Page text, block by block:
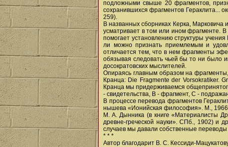
подложными свыше 20 фрагментов,
сохранившихся фрагментов Гераклита...
259).
В названных сборниках Керка,
усматривает в том или ином фрагменте.
помогает установлению структуры
ли можно признать приемлемым и
отличается тем, что в нем фрагменты
обязывая следовать чьей бы то ни было
досократовских мыслителей.
Опираясь главным образом на
Кранца: Die Fragmente der Vorsokratiker.
Кранца мы придерживаемся
- свидетельства, В - фрагмент, С -
В процессе перевода фрагментов
нышева «Ионийская философия». М.,
M. A. Дынника (в книге «Материалисты
древне-греческой науки». СПб., 1902) и
случаев мы давали собственные
* * *
Автор благодарит В. С. Кессиди-